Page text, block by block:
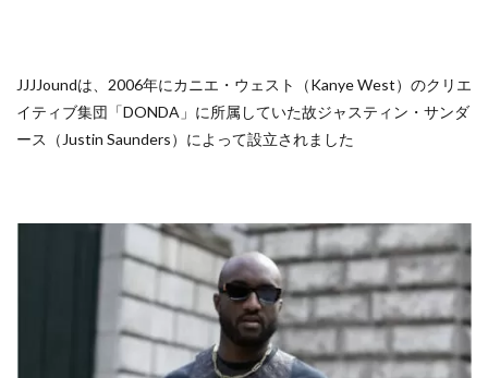
JJJJoundは、2006年にカニエ・ウェスト（Kanye West）のクリエ
イティブ集団「DONDA」に所属していた故ジャスティン・サンダ
ース（Justin Saunders）によって設立されました